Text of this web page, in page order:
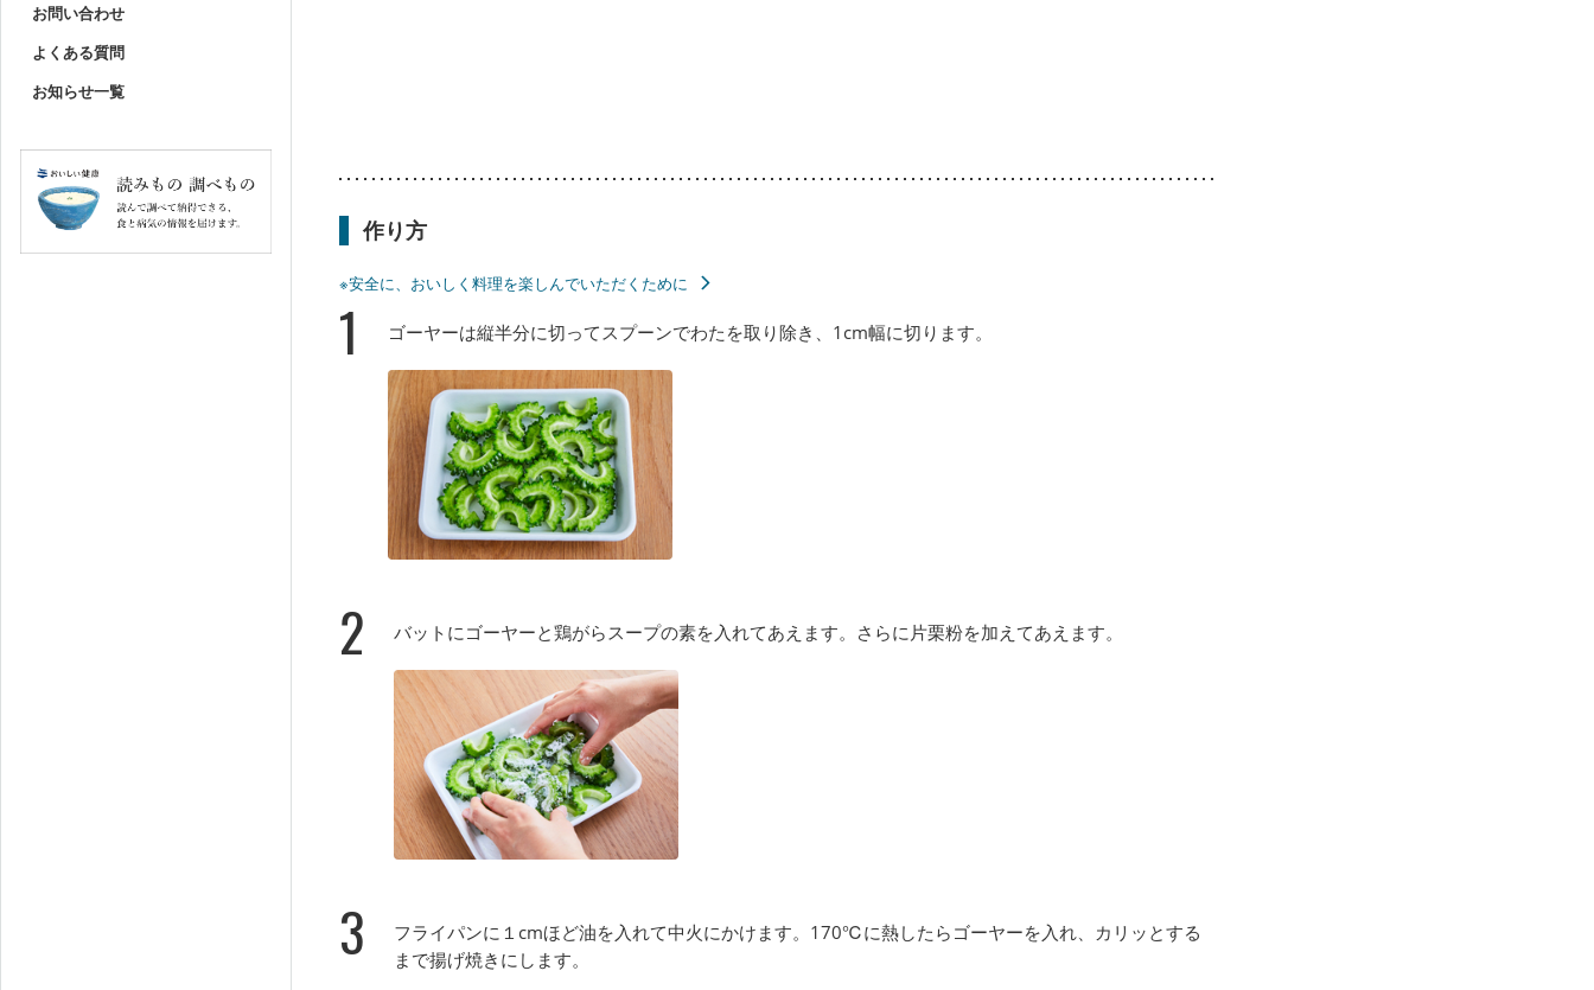
お問い合わせ
よくある質問
お知らせ一覧
作り方
※安全に、おいしく料理を楽しんでいただくために
1 ゴーヤーは縦半分に切ってスプーンでわたを取り除き、1cm幅に切ります。
2 バットにゴーヤーと鶏がらスープの素を入れてあえます。さらに片栗粉を加えてあえます。
3
フライパンに１cmほど油を入れて中火にかけます。170℃に熱したらゴーヤーを入れ、カリッとする
まで揚げ焼きにします。